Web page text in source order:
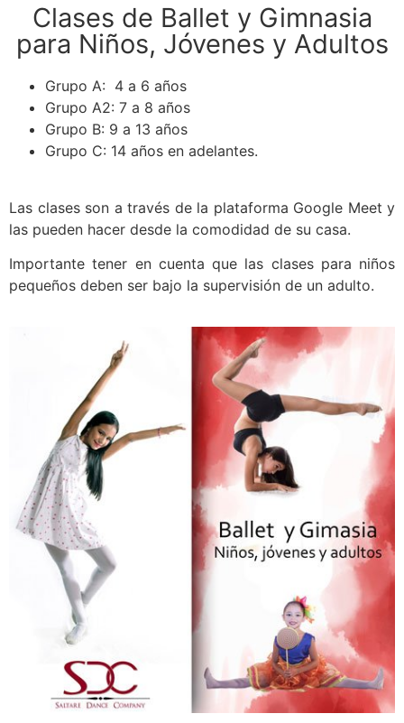
Clases de Ballet y Gimnasia
para Niños, Jóvenes y Adultos
Grupo A: 4 a 6 años
Grupo A2: 7 a 8 años
Grupo B: 9 a 13 años
Grupo C: 14 años en adelantes.
Las clases son a través de la plataforma Google Meet y
las pueden hacer desde la comodidad de su casa.
Importante tener en cuenta que las clases para niños
pequeños deben ser bajo la supervisión de un adulto.